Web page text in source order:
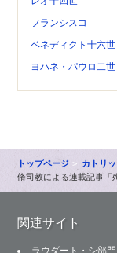
フランシスコ
ベネディクト十六世
ヨハネ・パウロ二世
トップページ カトリ
脩司教による連載記事「
関連サイト
ラウダート・シ部門